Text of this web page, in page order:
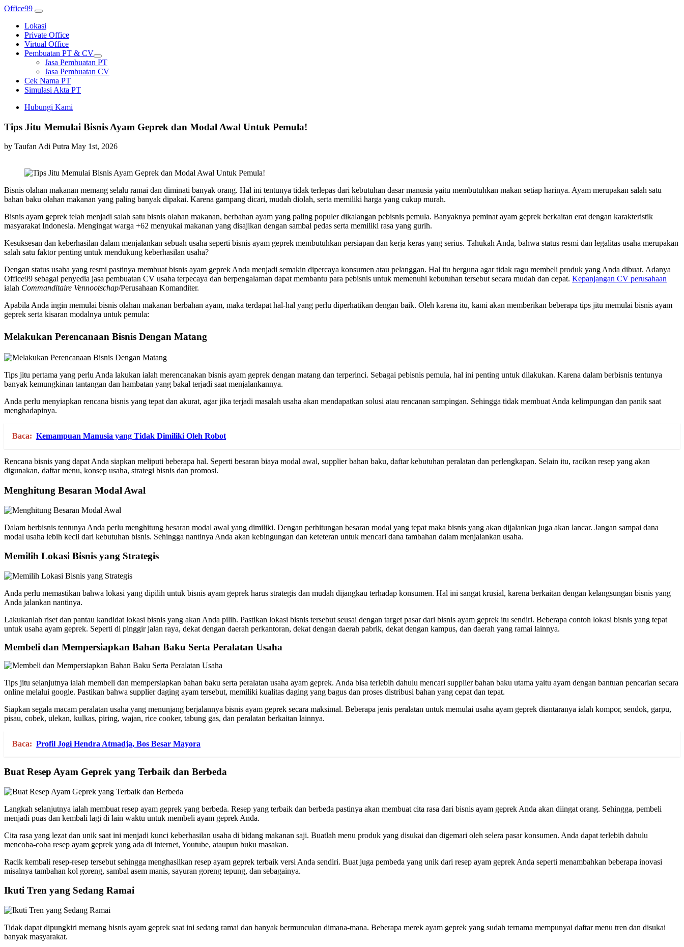
Office99
Lokasi
Private Office
Virtual Office
Pembuatan PT & CV
Jasa Pembuatan PT
Jasa Pembuatan CV
Cek Nama PT
Simulasi Akta PT
Hubungi Kami
Tips Jitu Memulai Bisnis Ayam Geprek dan Modal Awal Untuk Pemula!
by Taufan Adi Putra May 1st, 2026
Bisnis olahan makanan memang selalu ramai dan diminati banyak orang. Hal ini tentunya tidak terlepas dari kebutuhan dasar manusia yaitu membutuhkan makan setiap harinya. Ayam merupakan salah satu
bahan baku olahan makanan yang paling banyak dipakai. Karena gampang dicari, mudah diolah, serta memiliki harga yang cukup murah.
Bisnis ayam geprek telah menjadi salah satu bisnis olahan makanan, berbahan ayam yang paling populer dikalangan pebisnis pemula. Banyaknya peminat ayam geprek berkaitan erat dengan karakteristik
masyarakat Indonesia. Mengingat warga +62 menyukai makanan yang disajikan dengan sambal pedas serta memiliki rasa yang gurih.
Kesuksesan dan keberhasilan dalam menjalankan sebuah usaha seperti bisnis ayam geprek membutuhkan persiapan dan kerja keras yang serius. Tahukah Anda, bahwa status resmi dan legalitas usaha merupakan
salah satu faktor penting untuk mendukung keberhasilan usaha?
Dengan status usaha yang resmi pastinya membuat bisnis ayam geprek Anda menjadi semakin dipercaya konsumen atau pelanggan. Hal itu berguna agar tidak ragu membeli produk yang Anda dibuat. Adanya
Office99 sebagai penyedia jasa pembuatan CV usaha terpecaya dan berpengalaman dapat membantu para pebisnis untuk memenuhi kebutuhan tersebut secara mudah dan cepat. Kepanjangan CV perusahaan
ialah Commanditaire Vennootschap/Perusahaan Komanditer.
Apabila Anda ingin memulai bisnis olahan makanan berbahan ayam, maka terdapat hal-hal yang perlu diperhatikan dengan baik. Oleh karena itu, kami akan memberikan beberapa tips jitu memulai bisnis ayam
geprek serta kisaran modalnya untuk pemula:
Melakukan Perencanaan Bisnis Dengan Matang
Tips jitu pertama yang perlu Anda lakukan ialah merencanakan bisnis ayam geprek dengan matang dan terperinci. Sebagai pebisnis pemula, hal ini penting untuk dilakukan. Karena dalam berbisnis tentunya
banyak kemungkinan tantangan dan hambatan yang bakal terjadi saat menjalankannya.
Anda perlu menyiapkan rencana bisnis yang tepat dan akurat, agar jika terjadi masalah usaha akan mendapatkan solusi atau rencanan sampingan. Sehingga tidak membuat Anda kelimpungan dan panik saat
menghadapinya.
Baca: Kemampuan Manusia yang Tidak Dimiliki Oleh Robot
Rencana bisnis yang dapat Anda siapkan meliputi beberapa hal. Seperti besaran biaya modal awal, supplier bahan baku, daftar kebutuhan peralatan dan perlengkapan. Selain itu, racikan resep yang akan
digunakan, daftar menu, konsep usaha, strategi bisnis dan promosi.
Menghitung Besaran Modal Awal
Dalam berbisnis tentunya Anda perlu menghitung besaran modal awal yang dimiliki. Dengan perhitungan besaran modal yang tepat maka bisnis yang akan dijalankan juga akan lancar. Jangan sampai dana
modal usaha lebih kecil dari kebutuhan bisnis. Sehingga nantinya Anda akan kebingungan dan keteteran untuk mencari dana tambahan dalam menjalankan usaha.
Memilih Lokasi Bisnis yang Strategis
Anda perlu memastikan bahwa lokasi yang dipilih untuk bisnis ayam geprek harus strategis dan mudah dijangkau terhadap konsumen. Hal ini sangat krusial, karena berkaitan dengan kelangsungan bisnis yang
Anda jalankan nantinya.
Lakukanlah riset dan pantau kandidat lokasi bisnis yang akan Anda pilih. Pastikan lokasi bisnis tersebut seusai dengan target pasar dari bisnis ayam geprek itu sendiri. Beberapa contoh lokasi bisnis yang tepat
untuk usaha ayam geprek. Seperti di pinggir jalan raya, dekat dengan daerah perkantoran, dekat dengan daerah pabrik, dekat dengan kampus, dan daerah yang ramai lainnya.
Membeli dan Mempersiapkan Bahan Baku Serta Peralatan Usaha
Tips jitu selanjutnya ialah membeli dan mempersiapkan bahan baku serta peralatan usaha ayam geprek. Anda bisa terlebih dahulu mencari supplier bahan baku utama yaitu ayam dengan bantuan pencarian secara
online melalui google. Pastikan bahwa supplier daging ayam tersebut, memiliki kualitas daging yang bagus dan proses distribusi bahan yang cepat dan tepat.
Siapkan segala macam peralatan usaha yang menunjang berjalannya bisnis ayam geprek secara maksimal. Beberapa jenis peralatan untuk memulai usaha ayam geprek diantaranya ialah kompor, sendok, garpu,
pisau, cobek, ulekan, kulkas, piring, wajan, rice cooker, tabung gas, dan peralatan berkaitan lainnya.
Baca: Profil Jogi Hendra Atmadja, Bos Besar Mayora
Buat Resep Ayam Geprek yang Terbaik dan Berbeda
Langkah selanjutnya ialah membuat resep ayam geprek yang berbeda. Resep yang terbaik dan berbeda pastinya akan membuat cita rasa dari bisnis ayam geprek Anda akan diingat orang. Sehingga, pembeli
menjadi puas dan kembali lagi di lain waktu untuk membeli ayam geprek Anda.
Cita rasa yang lezat dan unik saat ini menjadi kunci keberhasilan usaha di bidang makanan saji. Buatlah menu produk yang disukai dan digemari oleh selera pasar konsumen. Anda dapat terlebih dahulu
mencoba-coba resep ayam geprek yang ada di internet, Youtube, ataupun buku masakan.
Racik kembali resep-resep tersebut sehingga menghasilkan resep ayam geprek terbaik versi Anda sendiri. Buat juga pembeda yang unik dari resep ayam geprek Anda seperti menambahkan beberapa inovasi
misalnya tambahan kol goreng, sambal asem manis, sayuran goreng tepung, dan sebagainya.
Ikuti Tren yang Sedang Ramai
Tidak dapat dipungkiri memang bisnis ayam geprek saat ini sedang ramai dan banyak bermunculan dimana-mana. Beberapa merek ayam geprek yang sudah ternama mempunyai daftar menu tren dan disukai
banyak masyarakat.